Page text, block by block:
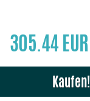
305.44 EUR
Kaufen!